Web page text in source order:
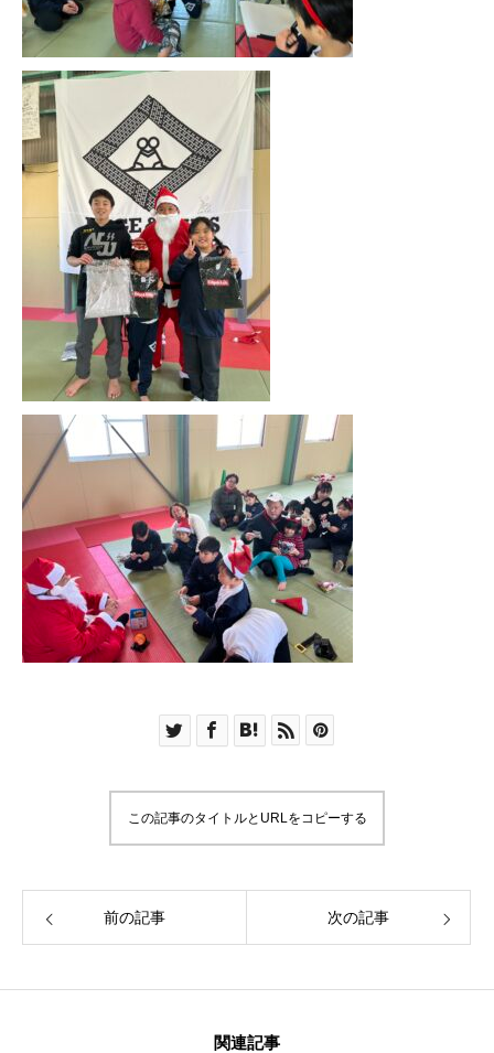
HOME
NEWS
SYSTEM
FACILITY
SCHEDULE
CLASS
INSTRUCTOR インストラクター
CONTACT
ACCESS
NEWS SYSTEM FACILITY
この記事のタイトルとURLをコピーする
前の記事 次の記事
関連記事